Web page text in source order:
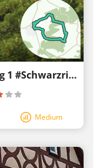
Kürnbach Rundweg Ochsenburg 1 #Schwarzrieslingdorf
Medium